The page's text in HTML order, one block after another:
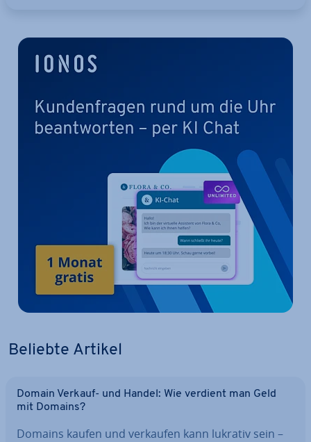
Beliebte Artikel
Domain Verkauf- und Handel: Wie verdient man Geld
mit Domains?
Domains kaufen und verkaufen kann lukrativ sein –